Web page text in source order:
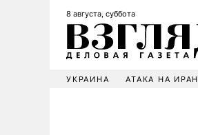
8 августа, суббота
УКРАИНА АТАКА НА ИРАН